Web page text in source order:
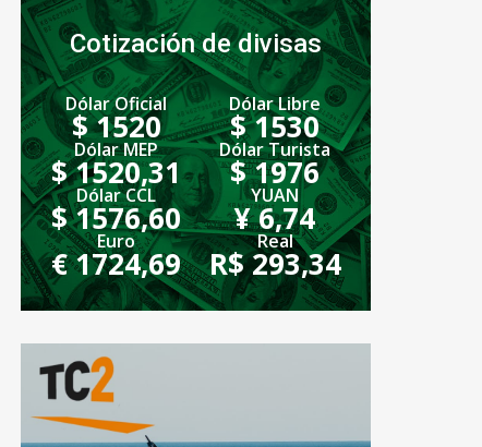
Cotización de divisas
Dólar Oficial
$ 1520
Dólar Libre
$ 1530
Dólar MEP
$ 1520,31
Dólar Turista
$ 1976
Dólar CCL
$ 1576,60
YUAN
¥ 6,74
Euro
€ 1724,69
Real
R$ 293,34